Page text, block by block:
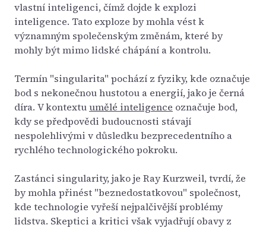
vlastní inteligenci, čímž dojde k explozi
inteligence. Tato exploze by mohla vést k
významným společenským změnám, které by
mohly být mimo lidské chápání a kontrolu.
Termín "singularita" pochází z fyziky, kde označuje
bod s nekonečnou hustotou a energií, jako je černá
díra. V kontextuumělé inteligence označuje bod,
kdy se předpovědi budoucnosti stávají
nespolehlivými v důsledku bezprecedentního a
rychlého technologického pokroku.
Zastánci singularity, jako je Ray Kurzweil, tvrdí, že
by mohla přinést "beznedostatkovou" společnost,
kde technologie vyřeší nejpalčivější problémy
lidstva. Skeptici a kritici však vyjadřují obavy z